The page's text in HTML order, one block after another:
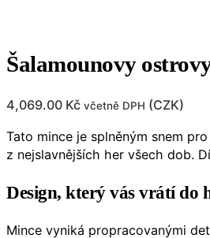
Šalamounovy
4,069.00 Kč včetně DPH (CZK)
Tato mince je splněným snem
z nejslavnějších her všech dob.
Design, který vás vrátí do
Mince vyniká propracovanými